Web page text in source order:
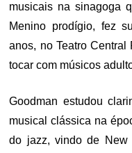
musicais na sinagoga
Menino prodígio, fez
anos, no Teatro
tocar com músicos
Goodman estudou
musical clássica na
do jazz, vindo de New